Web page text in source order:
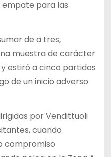
empate para las
de a tres,
muestra de carácter
estiró a cinco partidos
de un inicio adverso
por Vendittuoli
cuando
compromiso